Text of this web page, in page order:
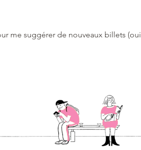
me suggérer de nouveaux billets (oui